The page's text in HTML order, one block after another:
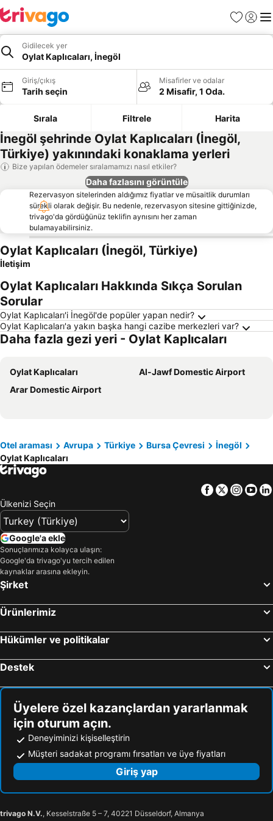
Favoriler
Giriş
Gidilecek yer
Oylat Kaplıcaları, İnegöl
Giriş/çıkış
Tarih seçin
Misafirler ve odalar
2 Misafir, 1 Oda.
Sırala Filtrele Harita
İnegöl şehrinde Oylat Kaplıcaları (İnegöl,
Türkiye) yakınındaki konaklama yerleri
Bize yapılan ödemeler sıralamamızı nasıl etkiler?
Daha fazlasını görüntüle
Rezervasyon sitelerinden aldığımız fiyatlar ve müsaitlik durumları
sürekli olarak değişir. Bu nedenle, rezervasyon sitesine gittiğinizde,
trivago'da gördüğünüz teklifin aynısını her zaman
bulamayabilirsiniz.
Oylat Kaplıcaları (İnegöl, Türkiye)
İletişim
Oylat Kaplıcaları Hakkında Sıkça Sorulan
Sorular
Oylat Kaplıcaları'i İnegöl'de popüler yapan nedir?
Oylat Kaplıcaları'a yakın başka hangi cazibe merkezleri var?
Daha fazla gezi yeri - Oylat Kaplıcaları
Oylat Kaplıcaları
Al-Jawf Domestic Airport
Arar Domestic Airport
Otel araması Avrupa Türkiye Bursa Çevresi
İnegöl
Oylat Kaplıcaları
Facebook
Twitter
Ülkenizi Seçin
Google'a ekle
Sonuçlarımıza kolayca ulaşın:
Google'da trivago'yu tercih edilen
kaynaklar arasına ekleyin.
Şirket
Ürünlerimiz
Hükümler ve politikalar
Destek
Üyelere özel kazançlardan yararlanmak
için oturum açın.
Deneyiminizi kişiselleştirin
Müşteri sadakat programı fırsatları ve üye fiyatları
Giriş yap
trivago N.V., Kesselstraße 5 – 7, 40221 Düsseldorf, Almanya